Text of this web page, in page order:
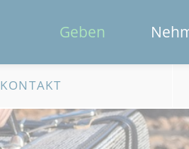
Geben
KONTAKT